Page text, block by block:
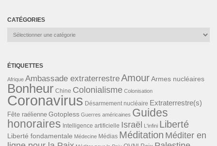
CATÉGORIES
Catégories
ÉTIQUETTES
Afrique Ambassade extraterrestreAmourArmes nucléaires
Bonheur Chine Colonialisme Colonisation
Coronavirus Désarmement nucléaire Extraterrestre(s)
Fête raélienne Gotopless Guerres américaines Guides
honoraires Intelligence artificielle Israël L'infini Liberté
Liberté fondamentale Médecine Médias Méditation Méditer en